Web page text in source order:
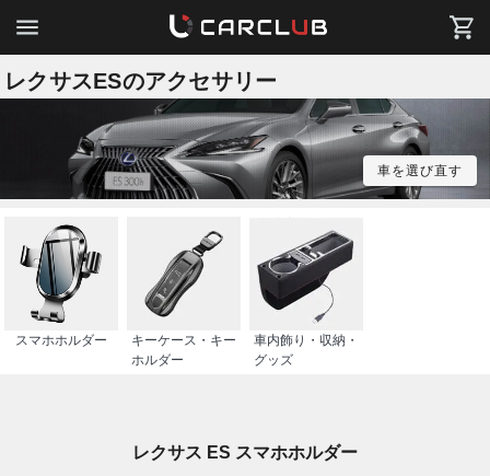
レクサスESのアクセサリー
車を選び直す
スマホホルダー
キーケース・キー
ホルダー
車内飾り・収納・
グッズ
レクサス ES スマホホルダー